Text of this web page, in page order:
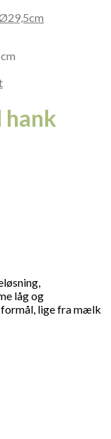
hank
låg og
formål, lige fra mælk